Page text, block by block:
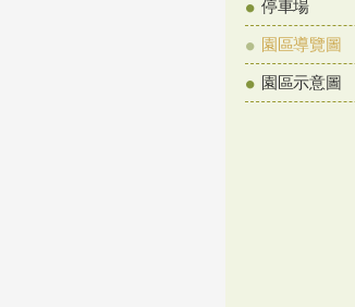
停車場
園區導覽圖
園區示意圖